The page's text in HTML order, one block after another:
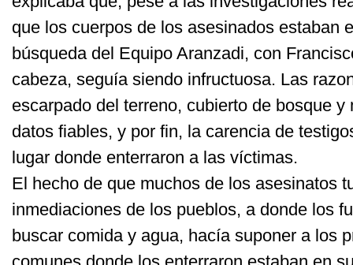
que los cuerpos de los asesinados estaban
búsqueda del Equipo Aranzadi, con
cabeza, seguía siendo infructuosa. Las
escarpado del terreno, cubierto de bosque
datos fiables, y por fin, la carencia de
lugar donde enterraron a las víctimas.
El hecho de que muchos de los asesinatos
inmediaciones de los pueblos, a donde los
buscar comida y agua, hacía suponer a los